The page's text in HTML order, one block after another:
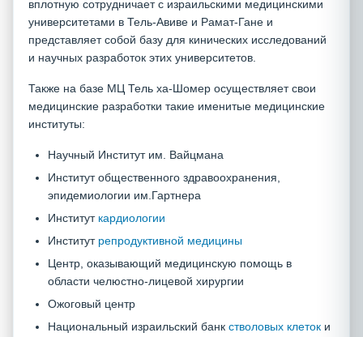
вплотную сотрудничает с израильскими медицинскими
университетами в Тель-Авиве и Рамат-Гане и
представляет собой базу для кинических исследований
и научных разработок этих университетов.
Также на базе МЦ Тель ха-Шомер осуществляет свои
медицинские разработки такие именитые медицинские
институты:
Научный Институт им. Вайцмана
Институт общественного здравоохранения,
эпидемиологии им.Гартнера
Институт кардиологии
Институт репродуктивной медицины
Центр, оказывающий медицинскую помощь в
области челюстно-лицевой хирургии
Ожоговый центр
Национальный израильский банк стволовых клеток и